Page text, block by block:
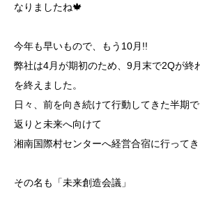
なりましたね🍁
今年も早いもので、もう10月!!
弊社は4月が期初のため、9月末で2Qが終
を終えました。
日々、前を向き続けて行動してきた半期
返りと未来へ向けて
湘南国際村センターへ経営合宿に行って
その名も「未来創造会議」